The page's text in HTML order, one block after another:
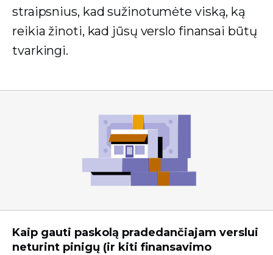
straipsnius, kad sužinotumėte viską, ką
reikia žinoti, kad jūsų verslo finansai būtų
tvarkingi.
Kaip gauti paskolą pradedančiajam verslui
neturint pinigų (ir kiti finansavimo